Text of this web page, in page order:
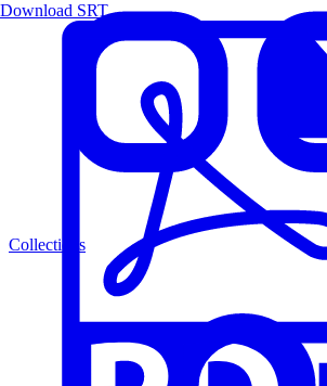
Collections
Download SRT